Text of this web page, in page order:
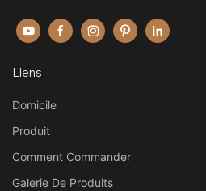
Liens
Domicile
Produit
Comment Commander
Galerie De Produits